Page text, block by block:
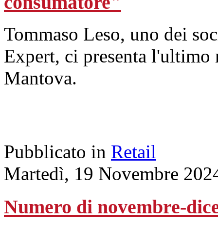
Tommaso Leso, uno dei
Expert, ci presenta
Mantova.
Pubblicato in Retail
Martedì, 19 Novembre
Numero di novembre-